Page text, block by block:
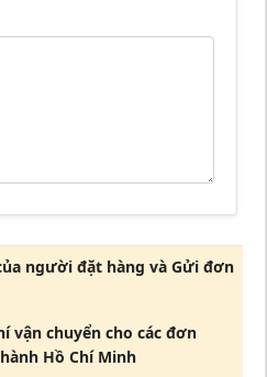
người đặt hàng và Gửi đơn
vận chuyển cho các đơn
Hồ Chí Minh